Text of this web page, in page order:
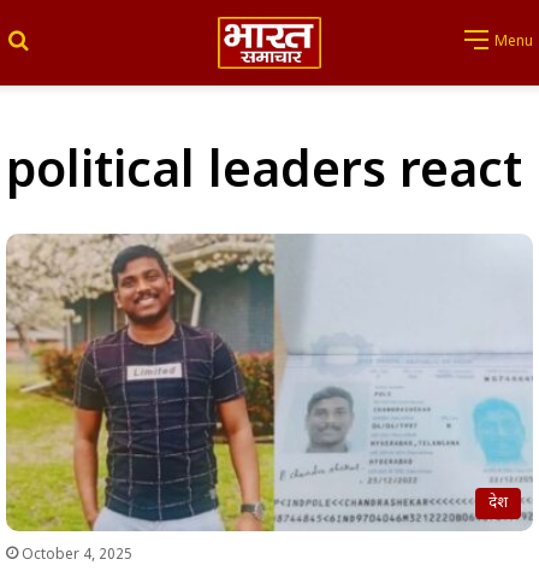
Menu
political leaders react
देश
October 4, 2025